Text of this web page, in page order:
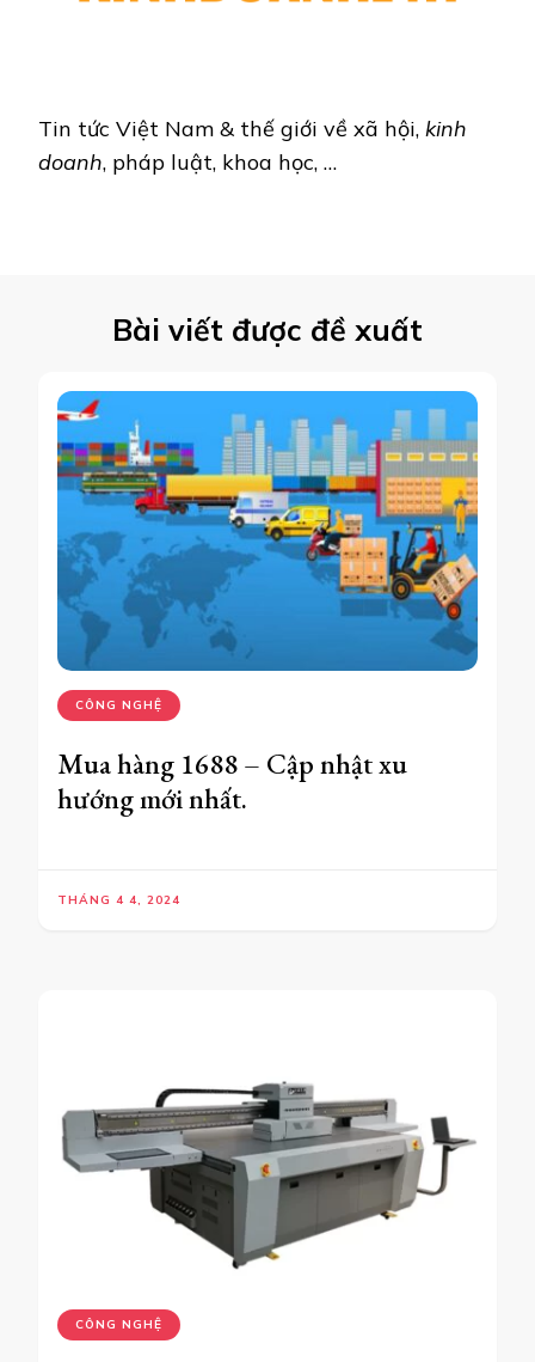
Tin tức Việt Nam & thế giới về xã hội, kinh
doanh, pháp luật, khoa học, …
Bài viết được đề xuất
CÔNG NGHỆ
Mua hàng 1688 – Cập nhật xu
hướng mới nhất.
THÁNG 4 4, 2024
CÔNG NGHỆ